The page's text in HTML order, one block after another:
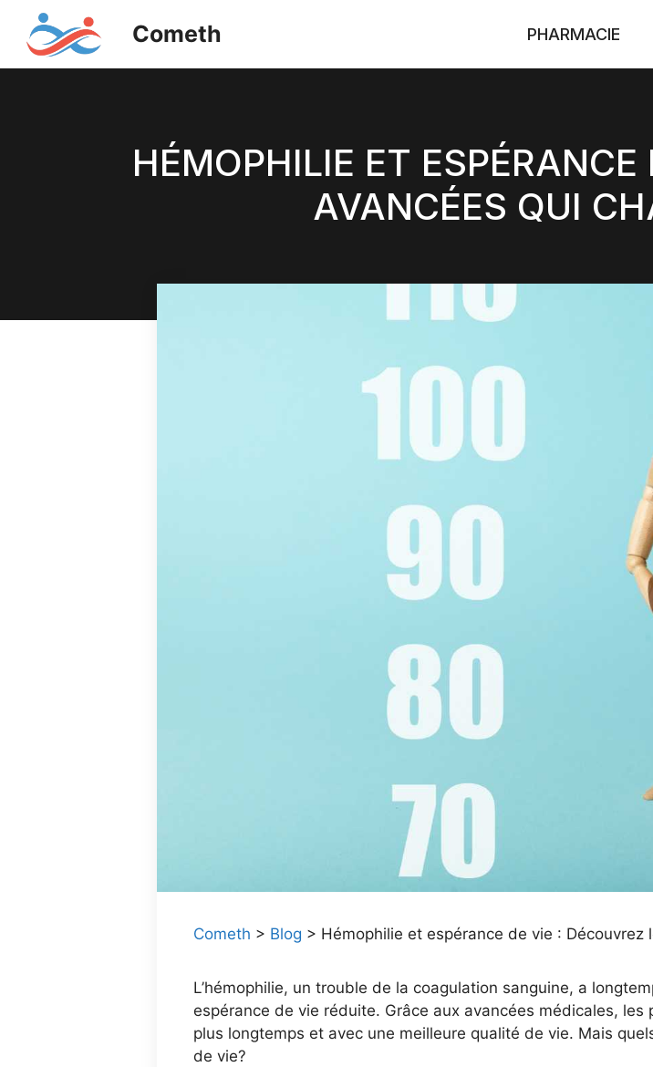
contenu
Cometh PHARMACIE
HÉMOPHILIE ET
AVANCÉES QUI
Cometh > Blog > Hémophilie et espérance de vie :
L’hémophilie, un trouble de la coagulation sanguine, a
espérance de vie réduite. Grâce aux avancées médicales, les
plus longtemps et avec une meilleure qualité de vie. Mais
de vie?